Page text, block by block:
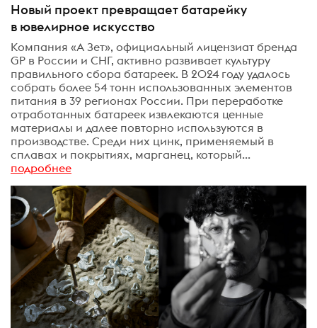
Новый проект превращает батарейку
в ювелирное искусство
Компания «А Зет», официальный лицензиат бренда
GP в России и СНГ, активно развивает культуру
правильного сбора батареек. В 2024 году удалось
собрать более 54 тонн использованных элементов
питания в 39 регионах России. При переработке
отработанных батареек извлекаются ценные
материалы и далее повторно используются в
производстве. Среди них цинк, применяемый в
сплавах и покрытиях, марганец, который...
подробнее